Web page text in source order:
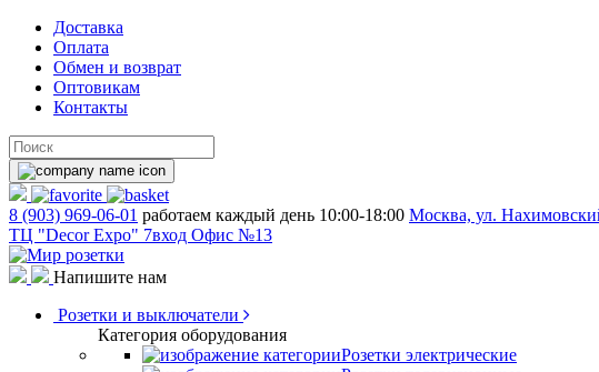
Доставка
Оплата
Обмен и возврат
Оптовикам
Контакты
8 (903) 969-06-01 работаем каждый день 10:00-18:00 Москва, ул.
ТЦ "Decor Expo" 7вход Офис №13
Напишите нам
Розетки и выключатели
Категория оборудования
Розетки электрические